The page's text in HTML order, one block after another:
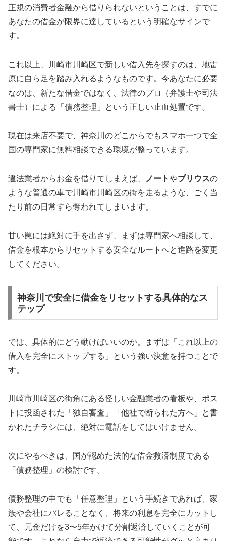
正規の消費者金融から借りられないということは、すでに
あなたの借金が限界に達しているという明確なサインで
す。
これ以上、川崎市川崎区で新しい借入先を探すのは、地雷
原に自ら足を踏み入れるようなものです。今あなたに必要
なのは、新たな借金ではなく、法律のプロ（弁護士や司法
書士）による「債務整理」という正しい止血処置です。
現在は来店不要で、神奈川のどこからでもスマホ一つで全
国の専門家に無料相談できる環境が整っています。
違法業者からお金を借りてしまえば、 ノートやプリウスの
ような普通の車で川崎市川崎区の街を走るような、ごく当
たり前の日常すら奪われてしまいます。
甘い罠には絶対に手を出さず、まずは専門家へ相談して、
借金を根本からリセットする安全なルートへと進路を変更
してください。
神奈川で安全に借金をリセットする具体的なス
テップ
では、具体的にどう動けばいいのか。まずは「これ以上の
借入を完全にストップする」という強い決意を持つことで
す。
川崎市川崎区の街角にある怪しい金融業者の看板や、ポス
トに投函された「独自審査」「他社で断られた方へ」と書
かれたチラシには、絶対に電話をしてはいけません。
次にやるべきは、国が認めた法的な借金救済制度である
「債務整理」の検討です。
債務整理の中でも「任意整理」という手続きであれば、家
族や会社にバレることなく、将来の利息を完全にカットし
て、元金だけを3〜5年かけて分割返済していくことが可